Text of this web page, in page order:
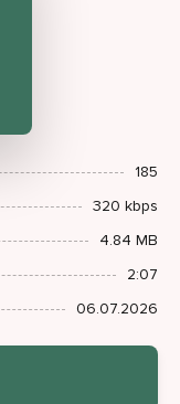
185
320 kbps
4.84 MB
2:07
06.07.2026